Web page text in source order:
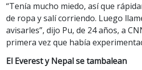
“Tenía mucho miedo, así que
de ropa y salí corriendo. Luego
avisarles”, dijo Pu, de 24 años, a
primera vez que había
El Everest y Nepal se tambalean